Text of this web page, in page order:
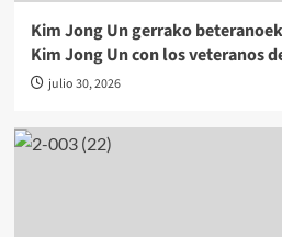
Kim Jong Un gerrako
Kim Jong Un con los veteranos
julio 30, 2026